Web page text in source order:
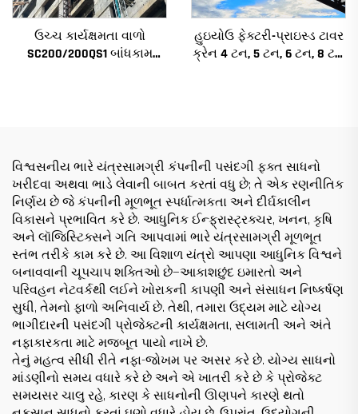
ઉચ્ચ કાર્યક્ષમતા વાળો
SC200/200QS1 બાંધકામ
હુઇયોઉ ફેક્ટરી-પ્રાઇસ્ડ ટાવર
ક્રેન 4 ટન, 5 ટન, 6 ટન, 8 ટન
વિશ્વસનીય ભારે યંત્રસામગ્રી કંપનીની પસંદગી ફક્ત સાધનો
ખરીદવા અથવા ભાડે લેવાની બાબત કરતાં વધુ છે; તે એક રણનીતિક
નિર્ણય છે જે કંપનીની મૂળભૂત સ્પર્ધાત્મકતા અને દીર્ઘકાલીન
વિકાસને પ્રભાવિત કરે છે. આધુનિક ઈન્ફ્રાસ્ટ્રક્ચર, ખનન, કૃષિ
અને લૉજિસ્ટિક્સને ગતિ આપવામાં ભારે યંત્રસામગ્રી મૂળભૂત
સ્તંભ તરીકે કામ કરે છે. આ વિશાળ યંત્રો આપણા આધુનિક વિશ્વને
બનાવવાની ચૂપચાપ શક્તિઓ છે—આકાશછુંદ ઇમારતો અને
પરિવહન નેટવર્કથી લઈને ખોરાકની કાપણી અને સંસાધન નિષ્કર્ષણ
સુધી, તેમનો ફાળો અનિવાર્ય છે. તેથી, તમારા ઉદ્યમ માટે યોગ્ય
ભાગીદારની પસંદગી પ્રોજેક્ટની કાર્યક્ષમતા, સલામતી અને અંતે
નફાકારકતા માટે મજબૂત પાયો નાખે છે.
તેનું મહત્વ સીધી રીતે નફા-જોખમ પર અસર કરે છે. યોગ્ય સાધનો
માંડણીનો સમય વધારે કરે છે અને એ ખાતરી કરે છે કે પ્રોજેક્ટ
સમયસર ચાલુ રહે, કારણ કે સાધનોની ઊણપને કારણે થતો